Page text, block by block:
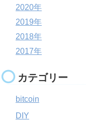
2020年
2019年
2018年
2017年
カテゴリー
bitcoin
DIY